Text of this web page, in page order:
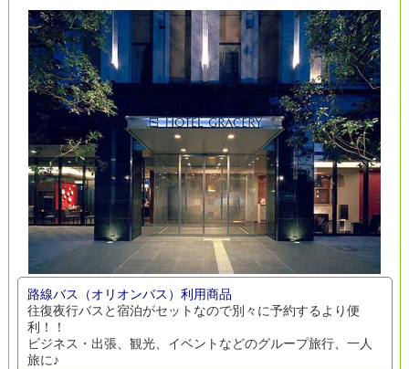
路線バス（オリオンバス）利用商品
往復夜行バスと宿泊がセットなので別々に予約するより便
利！！
ビジネス・出張、観光、イベントなどのグループ旅行、一人
旅に♪